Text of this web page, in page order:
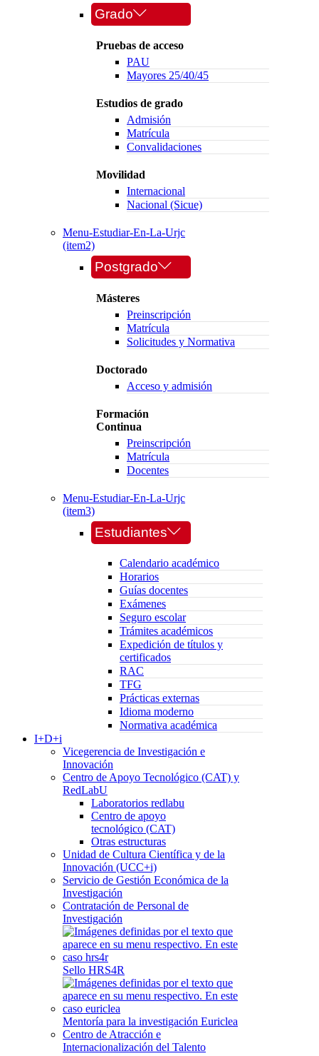
Grado
Pruebas de acceso
PAU
Mayores 25/40/45
Estudios de grado
Admisión
Matrícula
Convalidaciones
Movilidad
Internacional
Nacional (Sicue)
Menu-Estudiar-En-La-Urjc
(item2)
Postgrado
Másteres
Preinscripción
Matrícula
Solicitudes y Normativa
Doctorado
Acceso y admisión
Formación
Continua
Preinscripción
Matrícula
Docentes
Menu-Estudiar-En-La-Urjc
(item3)
Estudiantes
Calendario académico
Horarios
Guías docentes
Exámenes
Seguro escolar
Trámites académicos
Expedición de títulos y
certificados
RAC
TFG
Prácticas externas
Idioma moderno
Normativa académica
I+D+i
Vicegerencia de Investigación e
Innovación
Centro de Apoyo Tecnológico (CAT) y
RedLabU
Laboratorios redlabu
Centro de apoyo
tecnológico (CAT)
Otras estructuras
Unidad de Cultura Científica y de la
Innovación (UCC+i)
Servicio de Gestión Económica de la
Investigación
Contratación de Personal de
Investigación
Sello HRS4R
Mentoría para la investigación Euriclea
Centro de Atracción e
Internacionalización del Talento